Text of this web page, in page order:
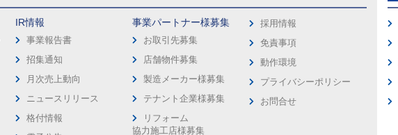
IR情報
事業報告書
招集通知
月次売上動向
ニュースリリース
格付情報
事業パートナー様募集
お取引先募集
店舗物件募集
製造メーカー様募集
テナント企業様募集
リフォーム
協力施工店様募集
採用情報
免責事項
動作環境
プライバシーポリシー
お問合せ